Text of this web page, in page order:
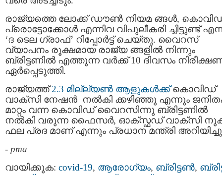
രാജ്യത്തെ ലോക്ക് ഡൗണ്‍ നിയമ ങ്ങൾ,
പ്രൊട്ടോക്കോള്‍ എന്നിവ വിപുലീകരി ച്ചിട്ടുണ്ട്
‘ദ ടെല ഗ്രാഫ്’ റിപ്പോർട്ട് ചെയ്തു. വൈറസ്
വ്യാപനം രൂക്ഷമായ രാജ്യ ങ്ങളിൽ നിന്നും
ബ്രിട്ടണില്‍ എത്തുന്ന വർക്ക് 10 ദിവസം
ഏർപ്പെടുത്തി.
രാജ്യത്ത്2.3 മില്ല്യണ്‍ ആളുകള്‍ക്ക്കൊവിഡ്
വാക്സി നേഷന്‍ നല്‍കി ക്കഴിഞ്ഞു എന്നും
മാറ്റം വന്ന കൊവിഡ് വൈറസിന്നു ബ്രിട്ടണില്‍
നല്‍കി വരുന്ന ഫൈസർ, ഓക്സ്ഫഡ് വാക്സി
ഫല പ്രദ മാണ് എന്നും പ്രധാന മന്ത്രി
- pma
വായിക്കുക: covid-19, ആരോഗ്യം, ബ്രിട്ടണ്‍,